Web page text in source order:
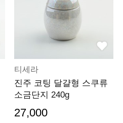
티세라
진주 코팅 달걀형 스쿠류
소금단지 240g
27,000